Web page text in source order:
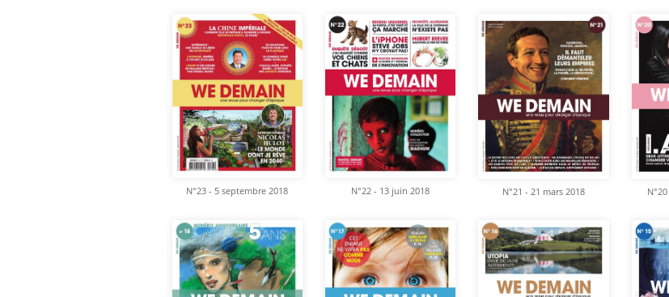
N°23 - 5 septembre 2018 N°22 - 13 juin 2018 N°21 - 21 mars 2018